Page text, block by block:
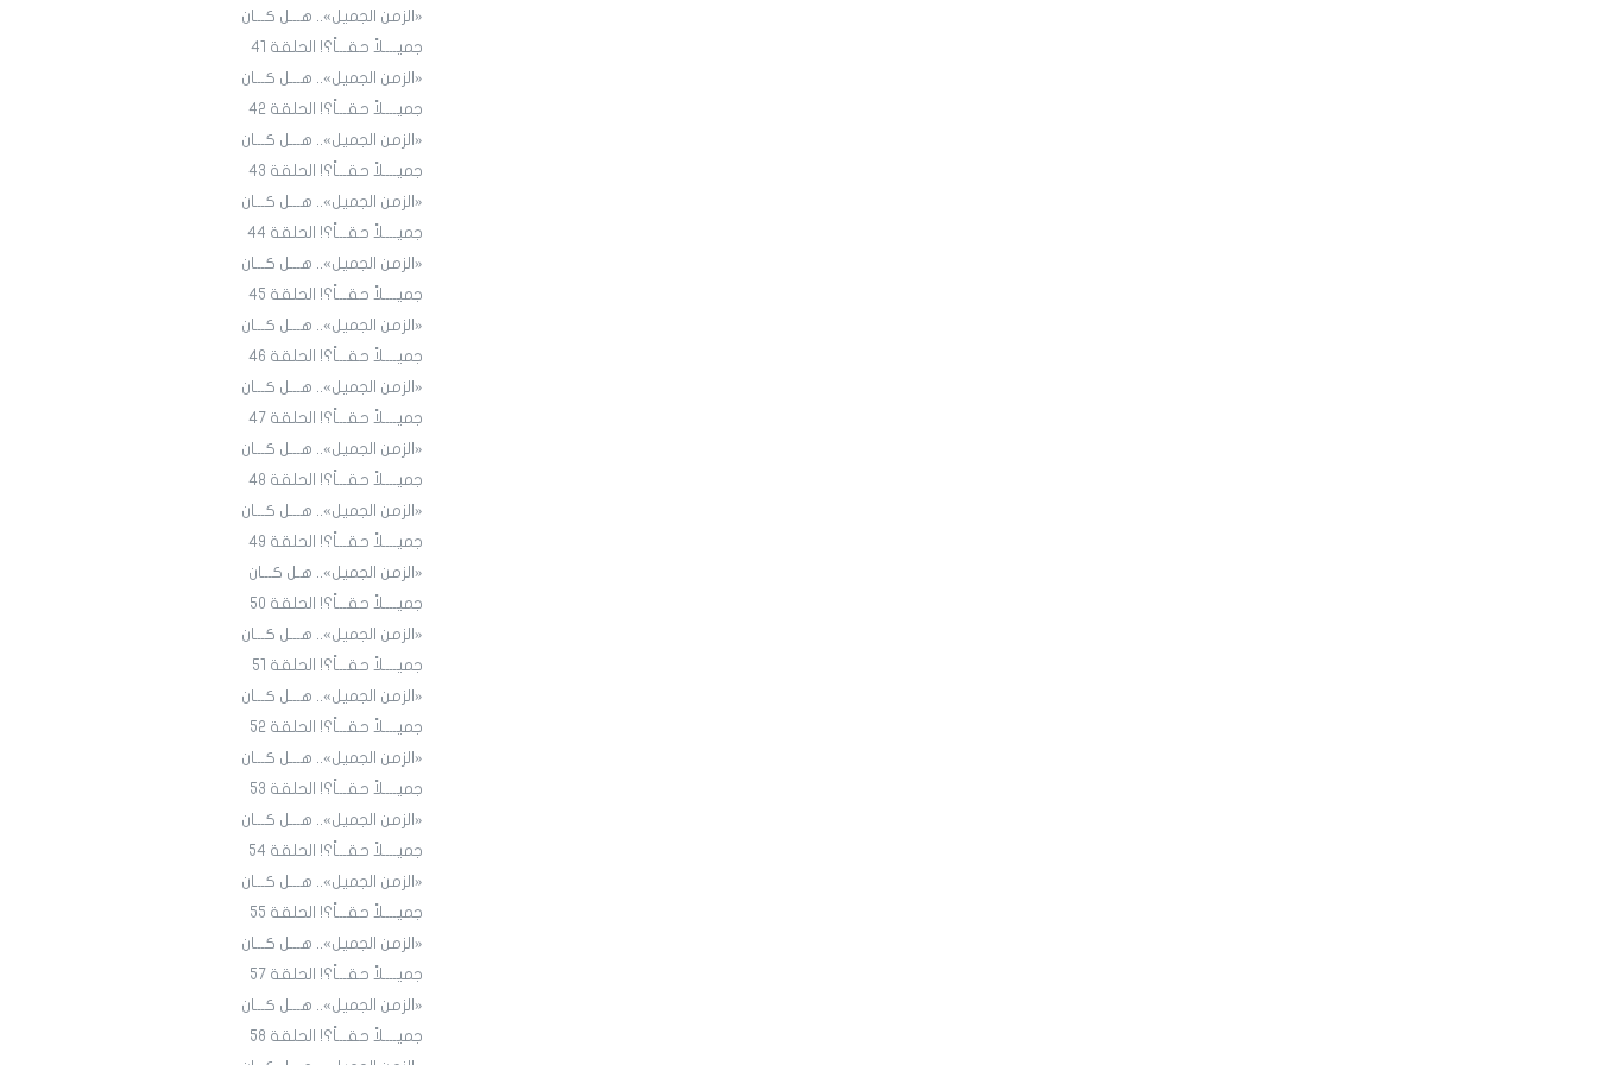
«الزمن الجميل».. هـــل كـــان
جميــــلاً حقـــاً؟! الحلقة 4١
«الزمن الجميل».. هـــل كـــان
جميــــلاً حقـــاً؟! الحلقة 4٢
«الزمن الجميل».. هـــل كـــان
جميــــلاً حقـــاً؟! الحلقة 43
«الزمن الجميل».. هـــل كـــان
جميــــلاً حقـــاً؟! الحلقة 44
«الزمن الجميل».. هـــل كـــان
جميــــلاً حقـــاً؟! الحلقة 45
«الزمن الجميل».. هـــل كـــان
جميــــلاً حقـــاً؟! الحلقة ٤٦
«الزمن الجميل».. هـــل كـــان
جميــــلاً حقـــاً؟! الحلقة ٤7
«الزمن الجميل».. هـــل كـــان
جميــــلاً حقـــاً؟! الحلقة ٤٨
«الزمن الجميل».. هـــل كـــان
جميــــلاً حقـــاً؟! الحلقة ٤9
«الزمن الجميل».. هـل كـــان
جميــــلاً حقـــاً؟! الحلقة ٥٠
«الزمن الجميل».. هـــل كـــان
جميــــلاً حقـــاً؟! الحلقة ٥١
«الزمن الجميل».. هـــل كـــان
جميــــلاً حقـــاً؟! الحلقة 52
«الزمن الجميل».. هـــل كـــان
جميــــلاً حقـــاً؟! الحلقة 53
«الزمن الجميل».. هـــل كـــان
جميــــلاً حقـــاً؟! الحلقة 54
«الزمن الجميل».. هـــل كـــان
جميــــلاً حقـــاً؟! الحلقة 55
«الزمن الجميل».. هـــل كـــان
جميــــلاً حقـــاً؟! الحلقة 57
«الزمن الجميل».. هـــل كـــان
جميــــلاً حقـــاً؟! الحلقة 58